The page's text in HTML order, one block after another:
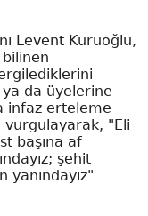
Levent Kuruoğlu,
ya da üyelerine
infaz erteleme
vurgulayarak, "Eli
başına af
şehit
yanındayız"